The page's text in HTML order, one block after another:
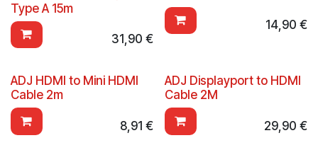
Type A 15m
31,90 €
14,90 €
ADJ HDMI to Mini HDMI
Cable 2m
8,91 €
ADJ Displayport to HDMI
Cable 2M
29,90 €